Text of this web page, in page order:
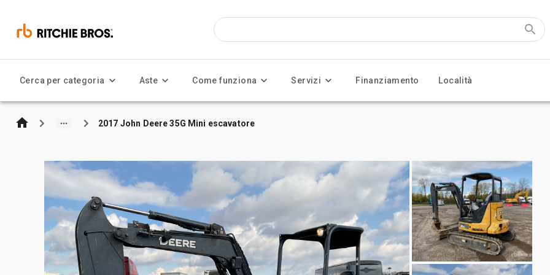
Cerca per categoria Aste Come funziona Servizi Finanziamento Località
2017 John Deere 35G Mini escavatore